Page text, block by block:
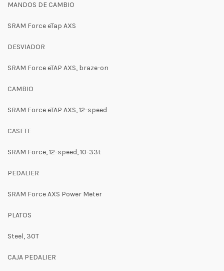
MANDOS DE CAMBIO
SRAM Force eTap AXS
DESVIADOR
SRAM Force eTAP AXS, braze-on
CAMBIO
SRAM Force eTAP AXS, 12-speed
CASETE
SRAM Force, 12-speed, 10-33t
PEDALIER
SRAM Force AXS Power Meter
PLATOS
Steel, 30T
CAJA PEDALIER